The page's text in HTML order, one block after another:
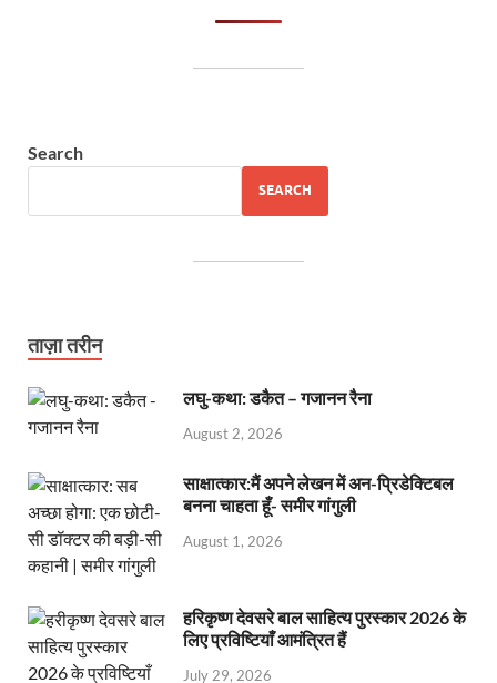
Search
SEARCH
ताज़ा तरीन
लघु-कथा: डकैत – गजानन रैना
August 2, 2026
साक्षात्कार:मैं अपने लेखन में अन-प्रिडेक्टिबल
बनना चाहता हूँ- समीर गांगुली
August 1, 2026
हरिकृष्ण देवसरे बाल साहित्य पुरस्कार 2026 के
लिए प्रविष्टियाँ आमंत्रित हैं
July 29, 2026